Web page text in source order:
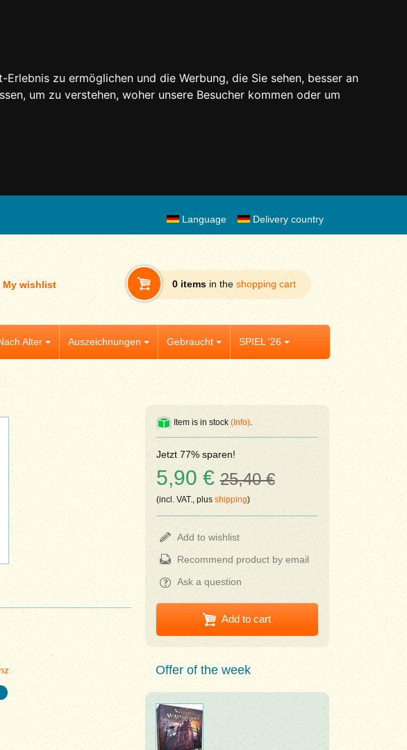
zu ermöglichen und die Werbung, die Sie sehen, besser an
um zu verstehen, woher unsere Besucher kommen oder um
Delivery country
Language
My wishlist 0 items in the shopping cart
Alter Auszeichnungen Gebraucht SPIEL '26
Item is in stock (Info).
Jetzt 77% sparen!
5,90 €25,40 €
(incl. VAT., plus shipping)
Add to wishlist
Recommend product by email
Ask a question
Add to cart
Offer of the week